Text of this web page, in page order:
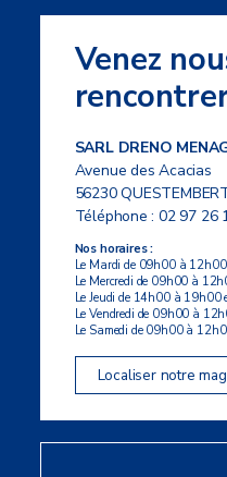
Venez
SARL DRENO
Avenue des Acacias
56230
Téléphone :02 97 26
Nos horaires :
Le Mardi de 09h00 à
Le Mercredi de 09h00 à
Le Jeudi de 14h00 à
Le Vendredi de 09h00 à
Le Samedi de 09h00 à
Localiser notre